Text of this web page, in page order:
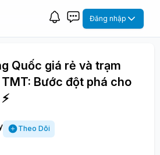
Đăng nhập
Quốc giá rẻ và trạm
Bước đột phá cho
Theo Dõi